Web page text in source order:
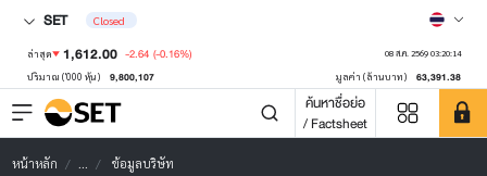
SET Closed
ล่าสุด 1,612.00 -2.64 (-0.16%) 08 ส.ค. 2569 03:20:14
ปริมาณ ('000 หุ้น) 9,800,107 มูลค่า (ล้านบาท) 63,391.38
ค้นหาชื่อย่อ
/ Factsheet
หน้าหลัก ... ข้อมูลบริษัท